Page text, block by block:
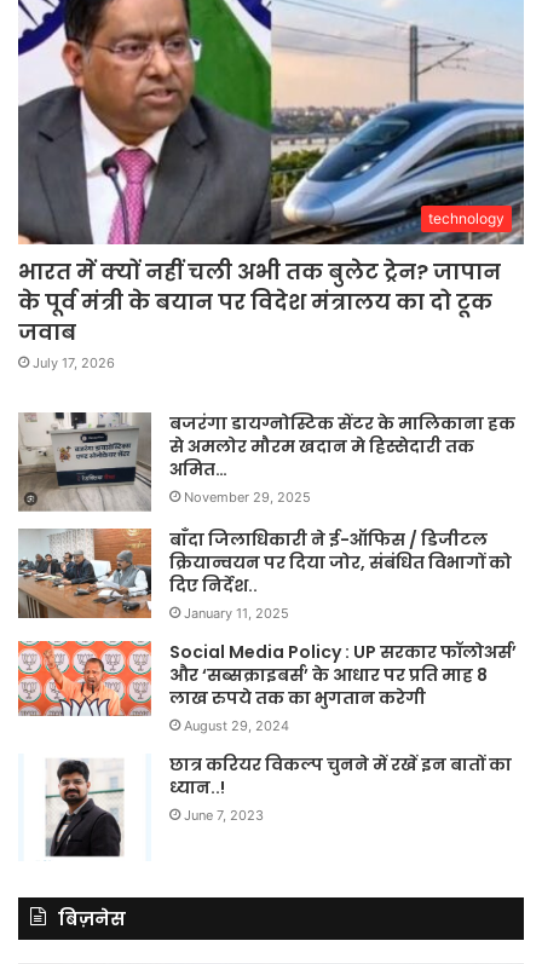
technology
भारत में क्यों नहीं चली अभी तक बुलेट ट्रेन? जापान
के पूर्व मंत्री के बयान पर विदेश मंत्रालय का दो टूक
जवाब
July 17, 2026
बजरंगा डायग्नोस्टिक सेंटर के मालिकाना हक
से अमलोर मौरम खदान मे हिस्सेदारी तक
अमित…
November 29, 2025
बाँदा जिलाधिकारी ने ई-ऑफिस / डिजीटल
क्रियान्वयन पर दिया जोर, संबंधित विभागों को
दिए निर्देश..
January 11, 2025
Social Media Policy : UP सरकार फॉलोअर्स’
और ‘सब्सक्राइबर्स’ के आधार पर प्रति माह 8
लाख रुपये तक का भुगतान करेगी
August 29, 2024
छात्र करियर विकल्प चुनने में रखें इन बातों का
ध्यान..!
June 7, 2023
बिज़नेस